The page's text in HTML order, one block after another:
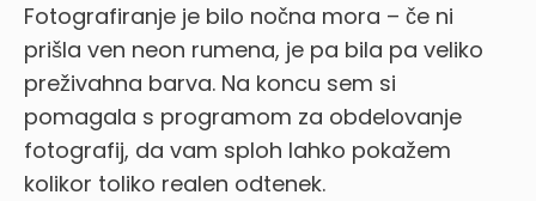
Fotografiranje je bilo nočna mora – če ni
prišla ven neon rumena, je pa bila pa veliko
preživahna barva. Na koncu sem si
pomagala s programom za obdelovanje
fotografij, da vam sploh lahko pokažem
kolikor toliko realen odtenek.